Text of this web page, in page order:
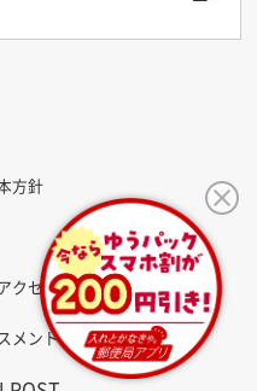
方針
クセシビリティ方針
メントに関する考え方